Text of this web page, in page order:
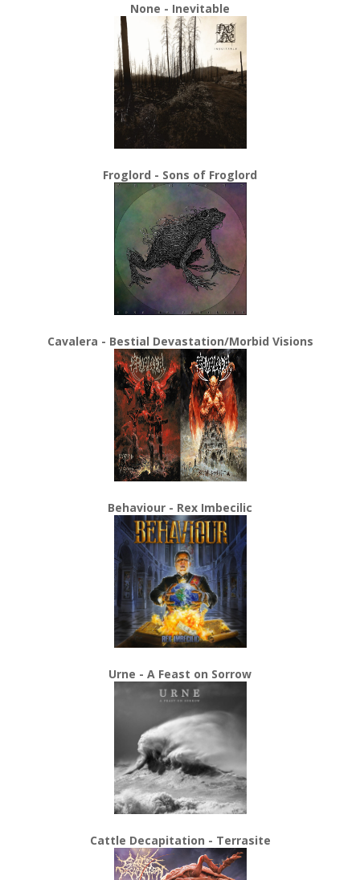
None - Inevitable
Froglord - Sons of Froglord
Cavalera - Bestial Devastation/Morbid Visions
Behaviour - Rex Imbecilic
Urne - A Feast on Sorrow
Cattle Decapitation - Terrasite